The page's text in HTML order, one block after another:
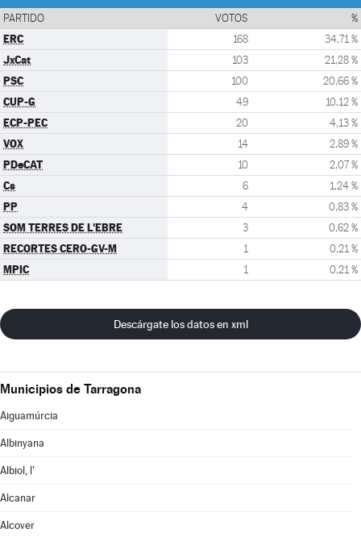
PARTIDO VOTOS %
ERC 168 34,71 %
JxCat 103 21,28 %
PSC 100 20,66 %
CUP-G 49 10,12 %
ECP-PEC 20 4,13 %
VOX 14 2,89 %
PDeCAT 10 2,07 %
Cs 6 1,24 %
PP 4 0,83 %
SOM TERRES DE L'EBRE 3 0,62 %
RECORTES CERO-GV-M 1 0,21 %
MPIC 1 0,21 %
Descárgate los datos en xml
Municipios de Tarragona
Aiguamúrcia
Albinyana
Albiol, l'
Alcanar
Alcover